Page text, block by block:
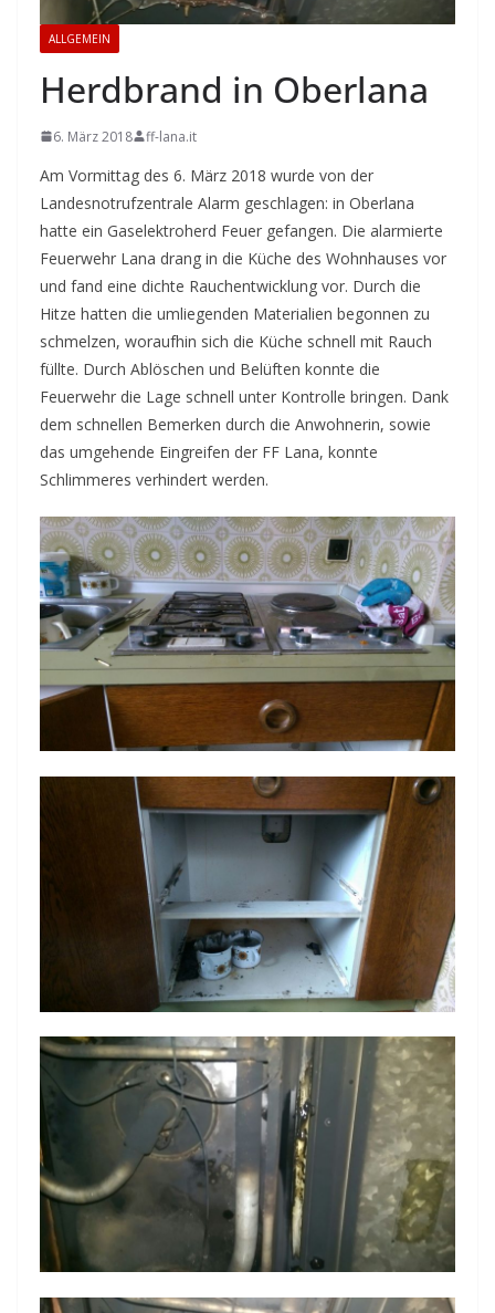
ALLGEMEIN
Herdbrand in Oberlana
6. März 2018 ff-lana.it
Am Vormittag des 6. März 2018 wurde von der
Landesnotrufzentrale Alarm geschlagen: in Oberlana
hatte ein Gaselektroherd Feuer gefangen. Die alarmierte
Feuerwehr Lana drang in die Küche des Wohnhauses vor
und fand eine dichte Rauchentwicklung vor. Durch die
Hitze hatten die umliegenden Materialien begonnen zu
schmelzen, woraufhin sich die Küche schnell mit Rauch
füllte. Durch Ablöschen und Belüften konnte die
Feuerwehr die Lage schnell unter Kontrolle bringen. Dank
dem schnellen Bemerken durch die Anwohnerin, sowie
das umgehende Eingreifen der FF Lana, konnte
Schlimmeres verhindert werden.